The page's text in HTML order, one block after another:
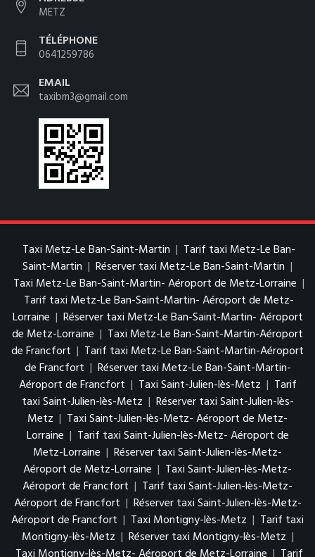
METZ
TÉLÉPHONE
0641259786
EMAIL
taxibm3@gmail.com
Taxi Metz-Le Ban-Saint-Martin | Tarif taxi Metz-Le Ban-
Saint-Martin | Réserver taxi Metz-Le Ban-Saint-Martin |
Taxi Metz-Le Ban-Saint-Martin- Aéroport de Metz-Lorraine |
Tarif taxi Metz-Le Ban-Saint-Martin- Aéroport de Metz-
Lorraine | Réserver taxi Metz-Le Ban-Saint-Martin- Aéroport
de Metz-Lorraine | Taxi Metz-Le Ban-Saint-Martin-Aéroport
de Francfort | Tarif taxi Metz-Le Ban-Saint-Martin-Aéroport
de Francfort | Réserver taxi Metz-Le Ban-Saint-Martin-
Aéroport de Francfort | Taxi Saint-Julien-lès-Metz | Tarif
taxi Saint-Julien-lès-Metz | Réserver taxi Saint-Julien-lès-
Metz | Taxi Saint-Julien-lès-Metz- Aéroport de Metz-
Lorraine | Tarif taxi Saint-Julien-lès-Metz- Aéroport de
Metz-Lorraine | Réserver taxi Saint-Julien-lès-Metz-
Aéroport de Metz-Lorraine | Taxi Saint-Julien-lès-Metz-
Aéroport de Francfort | Tarif taxi Saint-Julien-lès-Metz-
Aéroport de Francfort | Réserver taxi Saint-Julien-lès-Metz-
Aéroport de Francfort | Taxi Montigny-lès-Metz | Tarif taxi
Montigny-lès-Metz | Réserver taxi Montigny-lès-Metz |